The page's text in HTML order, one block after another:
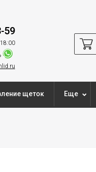
59
щеток Еще